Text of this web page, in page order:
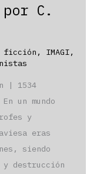
C.
ficción , IMAGI,
| 1534
un mundo
y
eras
siendo
destrucción